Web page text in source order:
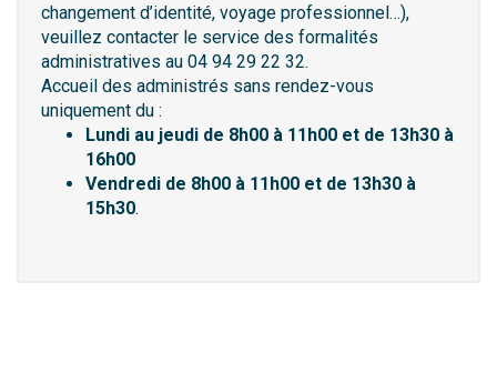
changement d’identité, voyage professionnel…),
veuillez contacter le service des formalités
administratives au 04 94 29 22 32.
Accueil des administrés sans rendez-vous
uniquement du :
Lundi au jeudi de 8h00 à 11h00 et de 13h30 à
16h00
Vendredi de 8h00 à 11h00 et de 13h30 à
15h30.